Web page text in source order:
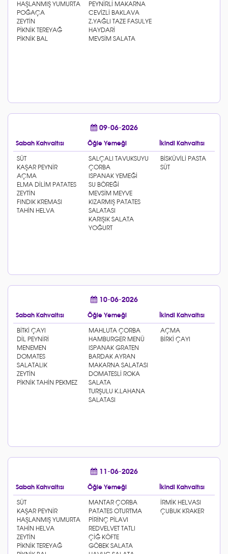
09-06-2026
Sabah Kahvaltısı Öğle Yemeği İkindi Kahvaltısı
10-06-2026
Sabah Kahvaltısı Öğle Yemeği İkindi Kahvaltısı
11-06-2026
Sabah Kahvaltısı Öğle Yemeği İkindi Kahvaltısı